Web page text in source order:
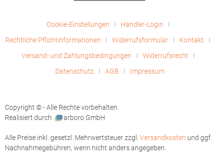
Cookie-Einstellungen
Händler-Login
Rechtliche Pflichtinformationen
Widerrufsformular
Kontakt
Versand- und Zahlungsbedingungen
Widerrufsrecht
Datenschutz
AGB Impressum
Copyright © - Alle Rechte vorbehalten.
Realisiert durch
arboro GmbH
Alle Preise inkl. gesetzl. Mehrwertsteuer zzgl. Versandkosten und ggf.
Nachnahmegebühren, wenn nicht anders angegeben.